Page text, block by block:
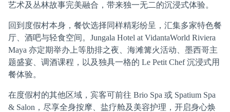
艺术及丛林故事完美融合，带来独一无二的沉浸式体验。
回到度假村本身，餐饮选择同样精彩纷呈，汇集多家特色餐
厅、酒吧与轻食空间。Jungala Hotel at VidantaWorld Riviera
Maya 亦定期举办上等肋排之夜、海滩篝火活动、墨西哥主
题盛宴、调酒课程，以及独具一格的 Le Petit Chef 沉浸式用
餐体验。
在度假村的其他区域，宾客可前往 Brio Spa 或 Spatium Spa
& Salon，尽享全身按摩、盐疗舱及美容护理，开启身心焕